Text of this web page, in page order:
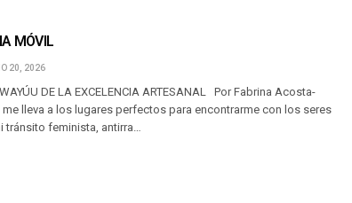
MÓVIL
20, 2026
DE LA EXCELENCIA ARTESANAL Por Fabrina Acosta-
me lleva a los lugares perfectos para encontrarme con los seres
feminista, antirra…